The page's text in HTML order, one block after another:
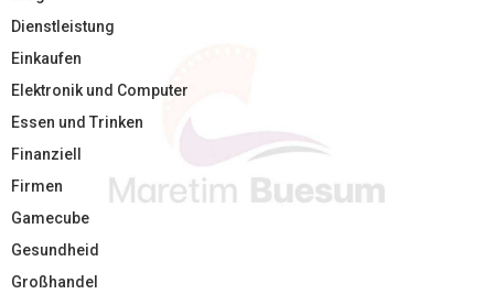
Dienstleistung
Einkaufen
Elektronik und Computer
Essen und Trinken
Finanziell
Firmen
Gamecube
Gesundheid
Großhandel